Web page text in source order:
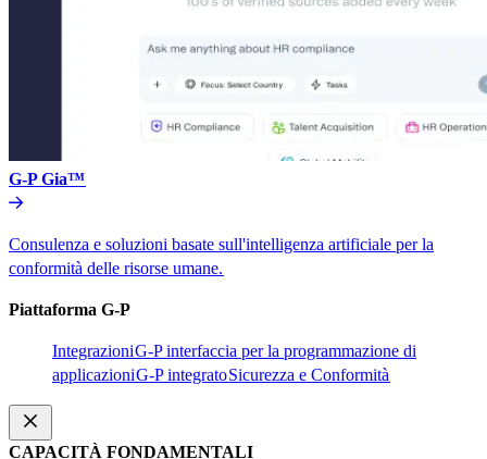
G-P Gia™​​
Consulenza e soluzioni basate sull'intelligenza artificiale per la
conformità delle risorse umane.​​
Piattaforma G-P​​
Integrazioni​​G-P interfaccia per la programmazione di
applicazioni​​G-P integrato​​Sicurezza e Conformità​​
CAPACITÀ FONDAMENTALI​​